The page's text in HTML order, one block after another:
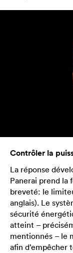
Contrôler la
La réponse
Panerai prend la
breveté: le
anglais). Le
sécurité
atteint –
mentionnés – le
afin d’empêcher